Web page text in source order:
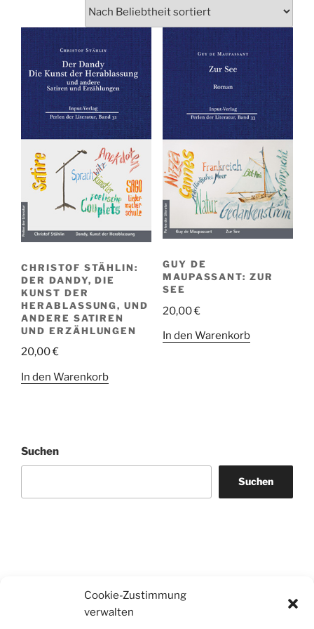
Cookie-Zustimmung
verwalten
CHRISTOF STÄHLIN:
DER DANDY, DIE
KUNST DER
HERABLASSUNG, UND
ANDERE SATIREN
UND ERZÄHLUNGEN
20,00€
In den Warenkorb
GUY DE
MAUPASSANT: ZUR
SEE
20,00€
In den Warenkorb
Suchen
Suchen